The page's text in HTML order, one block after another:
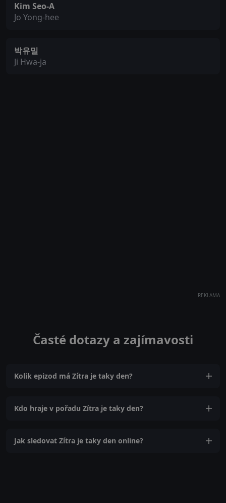
Kim Seo-A
Jo Yong-hee
박유밀
Ji Hwa-ja
REKLAMA
Časté dotazy a zajímavosti
Kolik epizod má Zítra je taky den?
Kdo hraje v pořadu Zítra je taky den?
Jak sledovat Zítra je taky den online?